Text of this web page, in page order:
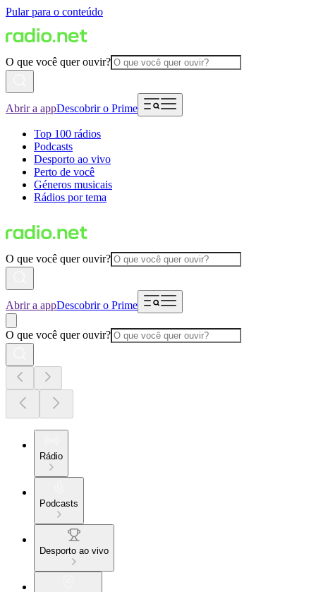
Pular para o conteúdo
O que você quer ouvir?
Abrir a appDescobrir o Prime
Top 100 rádios
Podcasts
Desporto ao vivo
Perto de você
Géneros musicais
Rádios por tema
O que você quer ouvir?
Abrir a appDescobrir o Prime
O que você quer ouvir?
Rádio
Podcasts
Desporto ao vivo